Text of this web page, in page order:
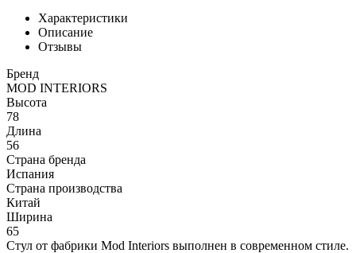
Характеристики
Описание
Отзывы
Бренд
MOD INTERIORS
Высота
78
Длина
56
Страна бренда
Испания
Страна производства
Китай
Ширина
65
Стул от фабрики Mod Interiors выполнен в современном стиле.